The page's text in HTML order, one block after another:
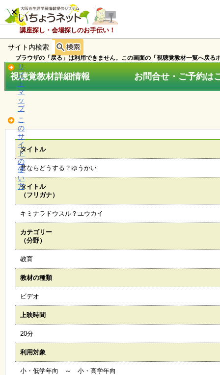
講座探し・会場探しのお手伝い！
×
ホ
ー
ム
知
ら
せ
講
座
・
イ
ベ
ト
設
約
い
木
サイト内検索
サ
イ
ト
マ
ッ
プ
こ
の
サ
イ
ト
の
使
い
方
ブラウザの「戻る」は利用できません。この画面の「視聴覚教材一覧へ戻る
視聴覚教材詳細情報 お問合せ・ご予約はこ
タイトル
君ならどうする？ゆうかい
タイトル
（フリガナ）
キミナラドウスル？ユウカイ
カテゴリー
（分野）
教育
教材の種類
ビデオ
上映時間
20分
利用対象
小・低学年向 ～ 小・高学年向